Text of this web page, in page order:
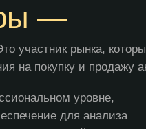
—
участник рынка,
на покупку и продажу
уровне,
для анализа